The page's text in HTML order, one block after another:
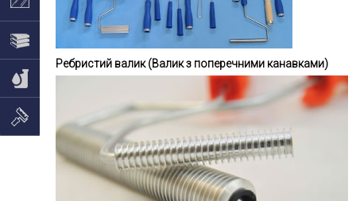
Ребристий валик (Валик з поперечними канавками)